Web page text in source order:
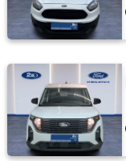
HONDA
HYUNDAI
Iveco
Jaecoo
JEEP
KIA